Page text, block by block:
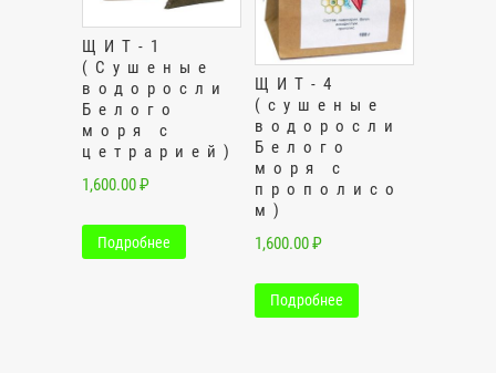
ЩИТ-1
(Сушеные
водоросли
Белого
моря с
цетрарией)
1,600.00₽
Подробнее
ЩИТ-4
(сушеные
водоросли
Белого
моря с
прополисо
м)
1,600.00₽
Подробнее